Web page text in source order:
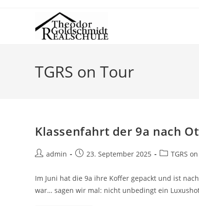
TGRS on Tour
Klassenfahrt der 9a nach
admin 23. September 2025 TGRS
Im Juni hat die 9a ihre Koffer gepackt und ist
war… sagen wir mal: nicht unbedingt ein